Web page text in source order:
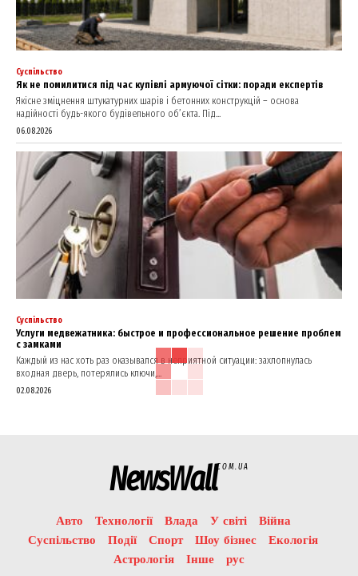
Суспільство
Як не помилитися під час купівлі армуючої сітки: поради експертів
Якісне зміцнення штукатурних шарів і бетонних конструкцій – основа
надійності будь-якого будівельного об’єкта. Під...
06.08.2026
Суспільство
Услуги медвежатника: быстрое и профессиональное решение проблем
с замками
Каждый из нас хоть раз оказывался в неприятной ситуации: захлопнулась
входная дверь, потерялись ключи,...
02.08.2026
NewsWallCOM.UA
Авто Технології Влада У світі
Війна
Суспільство
Події Спорт Шоу бізнес
Екологія
Астрологія
Інше рус